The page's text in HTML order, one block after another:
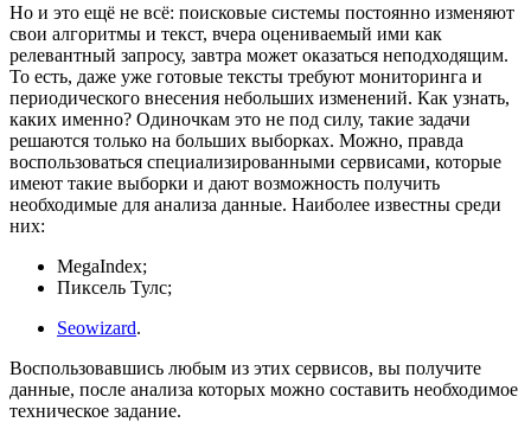
Но и это ещё не всё: поисковые системы постоянно изменяют
свои алгоритмы и текст, вчера оцениваемый ими как
релевантный запросу, завтра может оказаться неподходящим.
То есть, даже уже готовые тексты требуют мониторинга и
периодического внесения небольших изменений. Как узнать,
каких именно? Одиночкам это не под силу, такие задачи
решаются только на больших выборках. Можно, правда
воспользоваться специализированными сервисами, которые
имеют такие выборки и дают возможность получить
необходимые для анализа данные. Наиболее известны среди
них:
MegaIndex;
Пиксель Тулс;
Seowizard.
Воспользовавшись любым из этих сервисов, вы получите
данные, после анализа которых можно составить необходимое
техническое задание.